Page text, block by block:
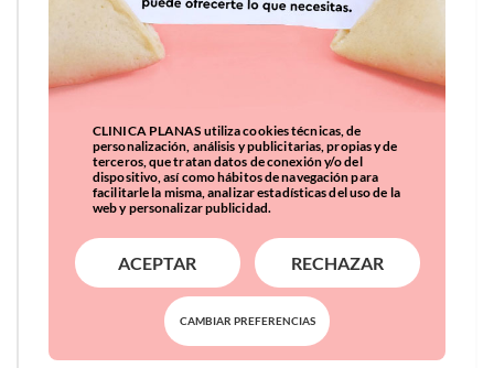
CLINICA PLANAS utiliza cookies técnicas, de
personalización, análisis y publicitarias, propias y de
terceros, que tratan datos de conexión y/o del
dispositivo, así como hábitos de navegación para
facilitarle la misma, analizar estadísticas del uso de la
web y personalizar publicidad.
ACEPTAR RECHAZAR
CAMBIAR PREFERENCIAS